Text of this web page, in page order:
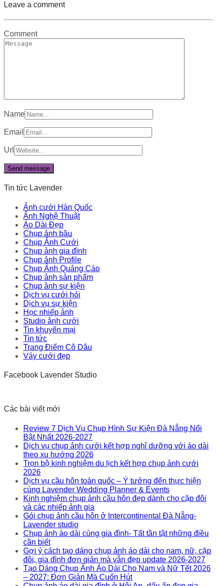
Leave a comment
Comment
Name
Email
Url
Tin tức Lavender
Ảnh cưới Hàn Quốc
Ảnh Nghệ Thuật
Áo Dài Đẹp
Chụp ảnh bầu
Chụp Ảnh Cưới
Chụp ảnh gia đình
Chụp ảnh Profile
Chụp Ảnh Quảng Cáo
Chụp ảnh sản phẩm
Chụp ảnh sự kiện
Dịch vụ cưới hỏi
Dịch vụ sự kiện
Học nhiếp ảnh
Studio ảnh cưới
Tin khuyến mại
Tin tức
Trang Điểm Cô Dâu
Váy cưới đẹp
Facebook Lavender Studio
Các bài viết mới
Review 7 Dịch Vụ Chụp Hình Sự Kiện Đà Nẵng Nổi
Bật Nhất 2026-2027
Dịch vụ chụp ảnh cưới kết hợp nghỉ dưỡng với áo dài
theo xu hướng 2026
Trọn bộ kinh nghiệm du lịch kết hợp chụp ảnh cưới
2026
Dịch vụ cầu hôn toàn quốc – Ý tưởng đến thực hiện
cùng Lavender Wedding Planner & Events
Kinh nghiệm chụp ảnh cầu hôn đẹp dành cho cặp đôi
và các nhiếp ảnh gia
Gói chụp ảnh cầu hôn ở Intercontinental Đà Nẵng-
Lavender studio
Chụp ảnh áo dài cùng gia đình- Tất tần tật những điều
cần biết
Gợi ý cách tạo dáng chụp ảnh áo dài cho nam, nữ, cặp
đôi, gia đình đơn giản mà vẫn đẹp update 2026-2027
Tạo Dáng Chụp Ảnh Áo Dài Cho Nam và Nữ Tết 2026
– 2027: Đơn Giản Mà Cuốn Hút